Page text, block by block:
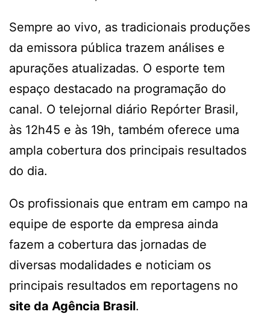
Sempre ao vivo, as tradicionais produções
da emissora pública trazem análises e
apurações atualizadas. O esporte tem
espaço destacado na programação do
canal. O telejornal diário Repórter Brasil,
às 12h45 e às 19h, também oferece uma
ampla cobertura dos principais resultados
do dia.
Os profissionais que entram em campo na
equipe de esporte da empresa ainda
fazem a cobertura das jornadas de
diversas modalidades e noticiam os
principais resultados em reportagens no
site da Agência Brasil.